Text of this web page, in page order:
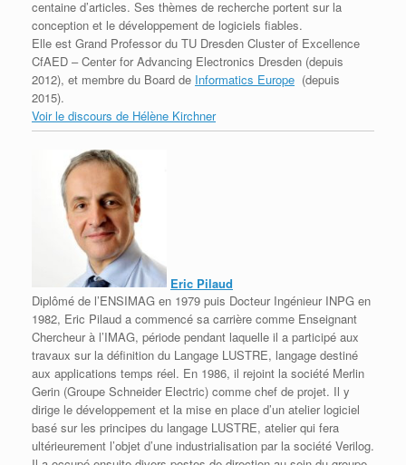
centaine d’articles. Ses thèmes de recherche portent sur la
conception et le développement de logiciels fiables.
Elle est Grand Professor du TU Dresden Cluster of Excellence
CfAED – Center for Advancing Electronics Dresden (depuis
2012), et membre du Board de Informatics Europe (depuis
2015).
Voir le discours de Hélène Kirchner
Eric Pilaud
Diplômé de l’ENSIMAG en 1979 puis Docteur Ingénieur INPG en
1982, Eric Pilaud a commencé sa carrière comme Enseignant
Chercheur à l’IMAG, période pendant laquelle il a participé aux
travaux sur la définition du Langage LUSTRE, langage destiné
aux applications temps réel. En 1986, il rejoint la société Merlin
Gerin (Groupe Schneider Electric) comme chef de projet. Il y
dirige le développement et la mise en place d’un atelier logiciel
basé sur les principes du langage LUSTRE, atelier qui fera
ultérieurement l’objet d’une industrialisation par la société Verilog.